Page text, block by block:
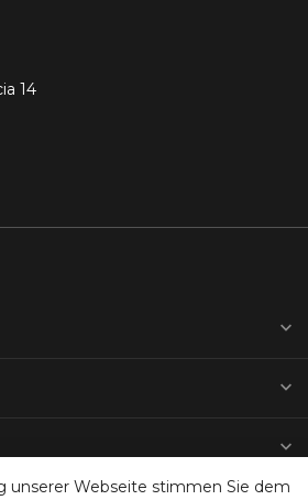
14
unserer Webseite stimmen Sie dem